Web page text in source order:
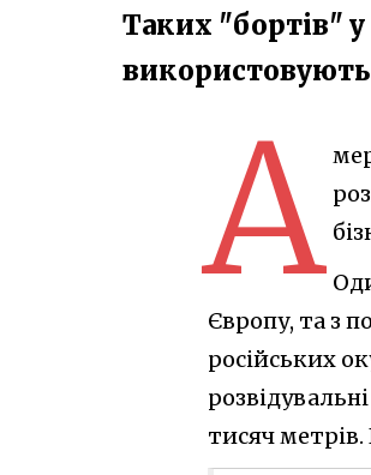
Таких "бортів" у
А
Європу, та з
російських
тисяч метрів.